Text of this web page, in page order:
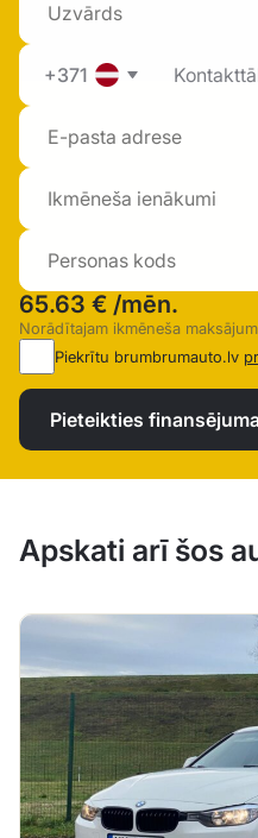
+371
65.63 € /mēn.
Norādītajam ikmēneša
Piekrītu brumbrumauto.lv
Pieteikties
Apskati arī šos